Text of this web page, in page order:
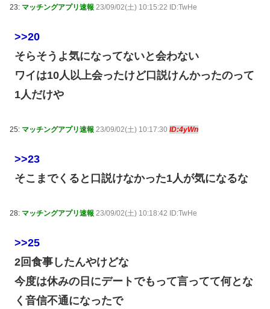
23: マッチングアプリ速報 23/09/02(土) 10:15:22 ID:TwHe
>>20
そらそうよ気になってないと会わない
ワイは10人以上会ったけど口説けんかったのって
1人だけや
25: マッチングアプリ速報 23/09/02(土) 10:17:30 ID:4yWn
>>23
そこまでくると口説けなかった1人が気になるな
28: マッチングアプリ速報 23/09/02(土) 10:18:42 ID:TwHe
>>25
2回食事したんやけどな
今度は休みの日にデートでもって言ってて何とな
く音信不通になったで